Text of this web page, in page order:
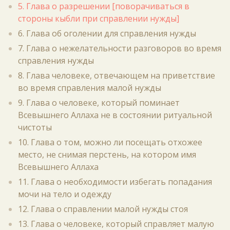
5. Глава о разрешении [поворачиваться в
стороны кыбли при справлении нужды]
6. Глава об оголении для справления нужды
7. Глава о нежелательности разговоров во время
справления нужды
8. Глава человеке, отвечающем на приветствие
во время справления малой нужды
9. Глава о человеке, который поминает
Всевышнего Аллаха не в состоянии ритуальной
чистоты
10. Глава о том, можно ли посещать отхожее
место, не снимая перстень, на котором имя
Всевышнего Аллаха
11. Глава о необходимости избегать попадания
мочи на тело и одежду
12. Глава о справлении малой нужды стоя
13. Глава о человеке, который справляет малую